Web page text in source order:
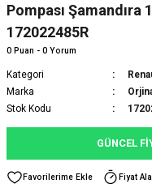
Pompası Şamandıra
172022485R
0 Puan - 0 Yorum
Kategori
Marka
Stok Kodu
GÜNCEL
Fiyat